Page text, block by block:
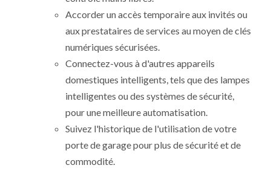
Accorder un accès temporaire aux invités ou
aux prestataires de services au moyen de clés
numériques sécurisées.
Connectez-vous à d'autres appareils
domestiques intelligents, tels que des lampes
intelligentes ou des systèmes de sécurité,
pour une meilleure automatisation.
Suivez l'historique de l'utilisation de votre
porte de garage pour plus de sécurité et de
commodité.